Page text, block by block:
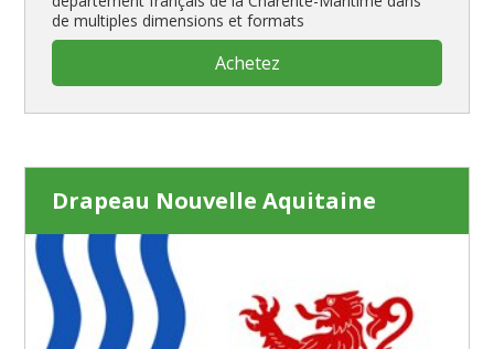
de multiples dimensions et formats
Achetez
Drapeau Nouvelle Aquitaine